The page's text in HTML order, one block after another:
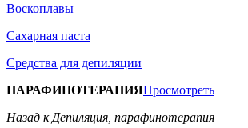
Воскоплавы
Сахарная паста
Средства для депиляции
ПАРАФИНОТЕРАПИЯПросмотреть
Назад к Депиляция, парафинотерапия